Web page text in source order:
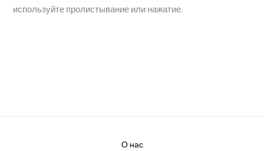
используйте пролистывание или нажатие.
О нас